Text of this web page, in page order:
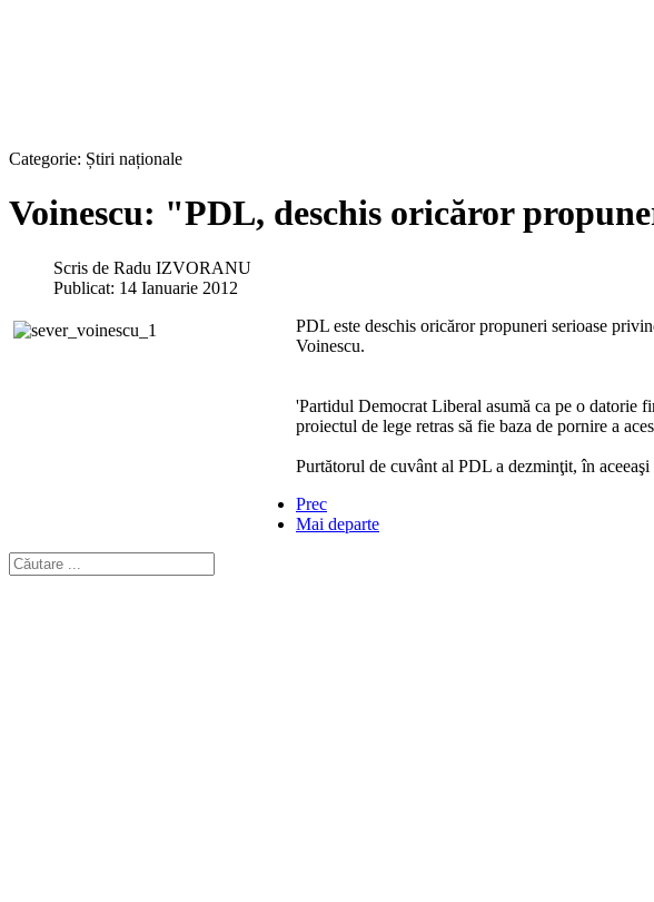
Categorie: Știri naționale
Voinescu: "PDL, deschis oricăror
Scris de Radu IZVORANU
Publicat: 14 Ianuarie 2012
PDL este deschis oricăror propuneri serioase
Voinescu.
'Partidul Democrat Liberal asumă ca pe o datorie
proiectul de lege retras să fie baza de pornire a
Purtătorul de cuvânt al PDL a dezminţit, în
Prec
Mai departe